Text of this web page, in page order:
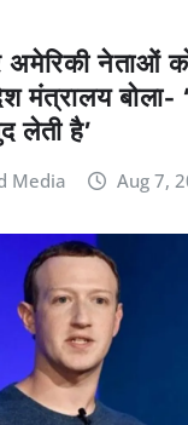
नेताओं
मंत्रालय बोला-
है’
Media Aug 7,